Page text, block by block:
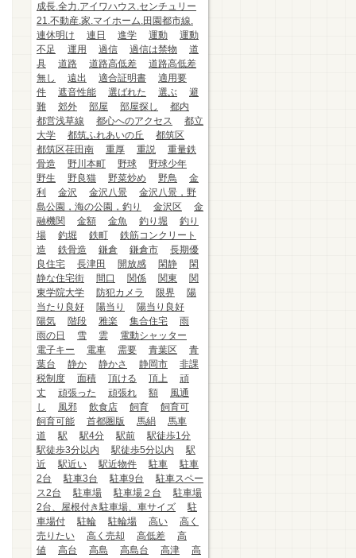
成長.全力.アイワハウス.センチュリー
21.不動産.家.マイホーム.田園都市線.
連休明け
連日 進学 運動
運動
不足
運用 過信 過信は禁物
道
具
道路 道路高低差
道路高低差
無し
遠出 適合証明書
適用要
件
遮音性能 選ばれた 選ぶ
避
難
郊外 部屋 部屋探し
都内
都営浅草線
都心へのアクセス
都立
大学
都筑ふれあいの丘
都筑区
都筑区荏田南
重厚 重説
重量鉄
骨造
野川本町 野球
野球少年
野生
野良猫 野菜炒め 野鳥
金
利
金沢 金沢八景
金沢八景，野
島公園，海の公園，釣り
金沢区
金
融機関
金額 金魚 釣り堀
釣り
場
釣堀 鉄町
鉄筋コンクリート
造
鉄骨造 鎌倉 鎌倉市
長期優
良住宅
長津田 開放感 閑静
閑
静な住宅街
間口 関係 関東
関
東学院大学
防犯カメラ 限界
陽
当たり良好
陽当り
陽当り良好
陽気
階段 雅楽 集合住宅
雨
雨の日
雪 雲
電動シャッター
電子キー
電車 需要 青葉区
青
葉台
静か 静かさ 静岡市
非課
税制度
面積 頂ける 頂上
頑
丈
頑張った 頑張れ 額
風通
し
風邪 飲食店 飼育
飼育可
飼育可能
首都圏版 馬絹
馬車
道
駅 駅4分 駅前
駅徒歩1分
駅徒歩3分以内
駅徒歩5分以内
駅
近
駅近い 駅近物件 駐車
駐車
2台
駐車3台 駐車9台
駐車スペー
ス2台
駐車場 駐車場２台
駐車場
2台、屋根付き駐車場、車サイズ
駐
車場付
駐輪 駐輪場 高い
高く
売りたい
高く売却 高低差
高
値
高台 高島 高島台 高津
高